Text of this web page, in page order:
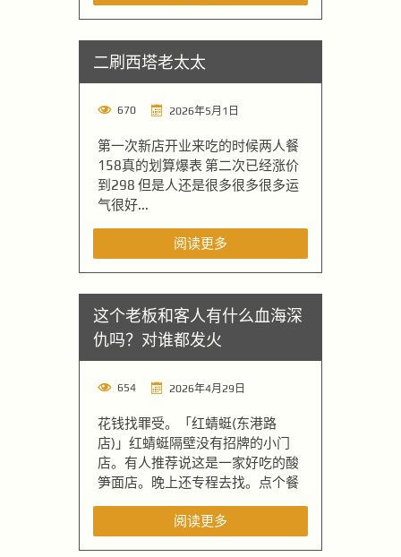
二刷西塔老太太
670 2026年5月1日
第一次新店开业来吃的时候两人餐
158真的划算爆表 第二次已经涨价
到298 但是人还是很多很多很多运
气很好...
阅读更多
这个老板和客人有什么血海深
仇吗？对谁都发火
654 2026年4月29日
花钱找罪受。「红蜻蜓(东港路
店)」红蜻蜓隔壁没有招牌的小门
店。有人推荐说这是一家好吃的酸
笋面店。晚上还专程去找。点个餐
阅读更多